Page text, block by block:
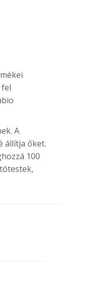
A
állítja őket.
100